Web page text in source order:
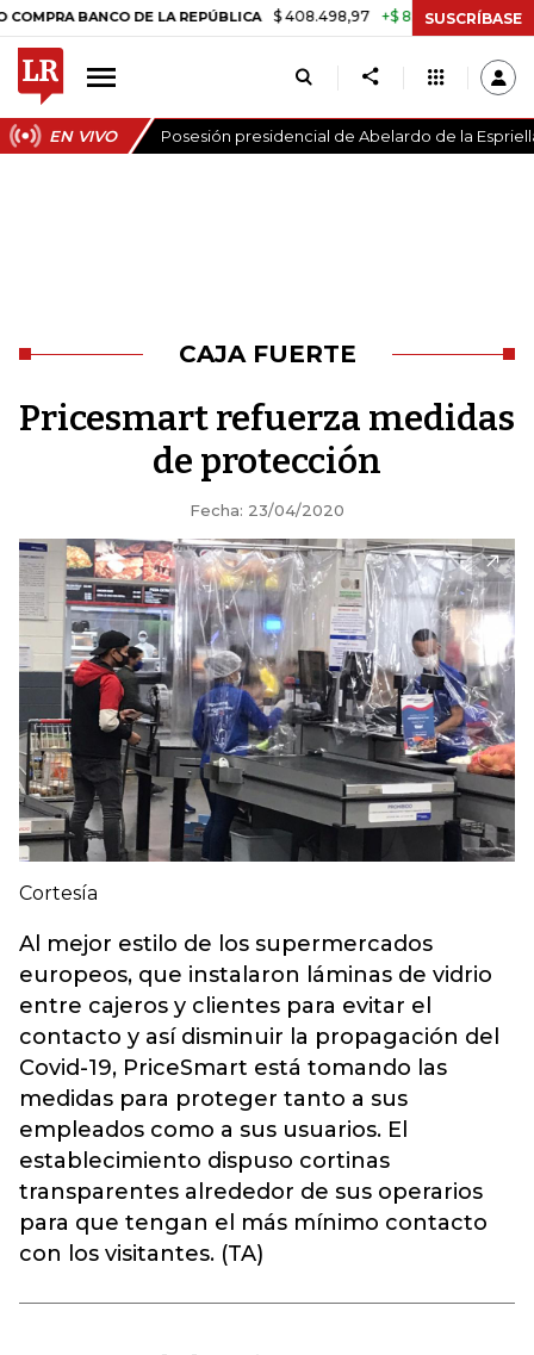
BANCO DE LA REPÚBLICA $ 408.498,97 +$ 8.753,81 +2,19% TASA
SUSCRÍBASE
EN VIVO Posesión presidencial de Abelardo de la
CAJA FUERTE
Pricesmart refuerza medidas
de protección
Fecha: 23/04/2020
Cortesía
Al mejor estilo de los supermercados
europeos, que instalaron láminas de vidrio
entre cajeros y clientes para evitar el
contacto y así disminuir la propagación del
Covid-19, PriceSmart está tomando las
medidas para proteger tanto a sus
empleados como a sus usuarios. El
establecimiento dispuso cortinas
transparentes alrededor de sus operarios
para que tengan el más mínimo contacto
con los visitantes. (TA)